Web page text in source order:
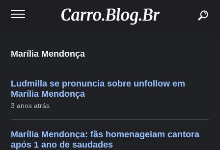
Marília Mendonça
Ludmilla se pronuncia sobre unfollow em
Marília Mendonça
3 anos atrás
Marília Mendonça: fãs homenageiam cantora
após 1 ano de saudades